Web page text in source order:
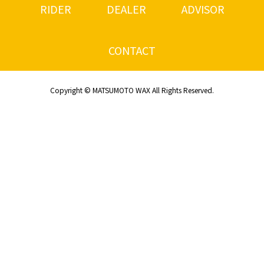
RIDER DEALER ADVISOR
CONTACT
Copyright © MATSUMOTO WAX All Rights Reserved.